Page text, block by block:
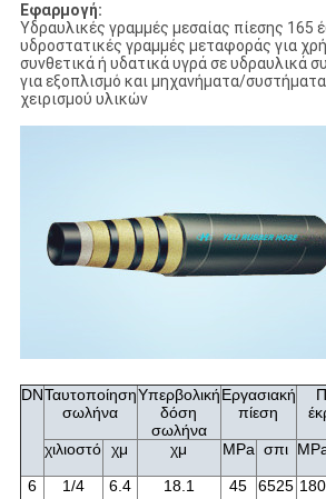
Εφαρμογή:
Υδραυλικές γραμμές μεσαίας πίεσης 165
υδροστατικές γραμμές μεταφοράς για
συνθετικά ή υδατικά υγρά σε υδραυλικά
για εξοπλισμό και μηχανήματα/
χειρισμού υλικών
DNΤαυτοποίηση
σωλήνα
Υπερβολική
δόση
σωλήνα
Εργασιακή
πίεση
χιλιοστό χμ χμ MPa σπι
6
1/4 6.4 18.1 45 6525 180